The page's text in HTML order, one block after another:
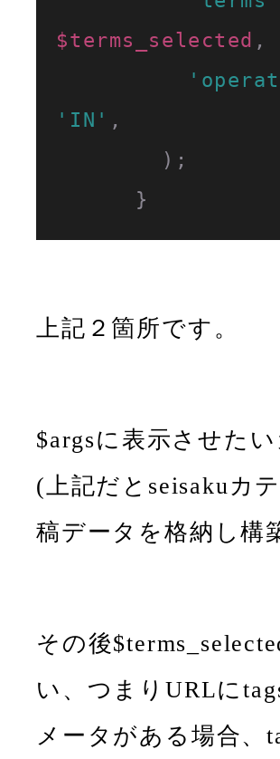
$terms_selected ,
'IN' ,
      }
上記２箇所です。
$argsに表示させた
(上記だとseisakuカ
稿データを格納し構
その後
い、つまりURLに
メータがある場合、